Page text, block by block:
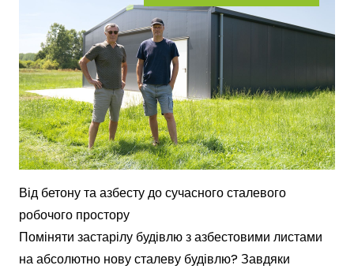
Від бетону та азбесту до сучасного сталевого
робочого простору
Поміняти застарілу будівлю з азбестовими листами
на абсолютно нову сталеву будівлю? Завдяки